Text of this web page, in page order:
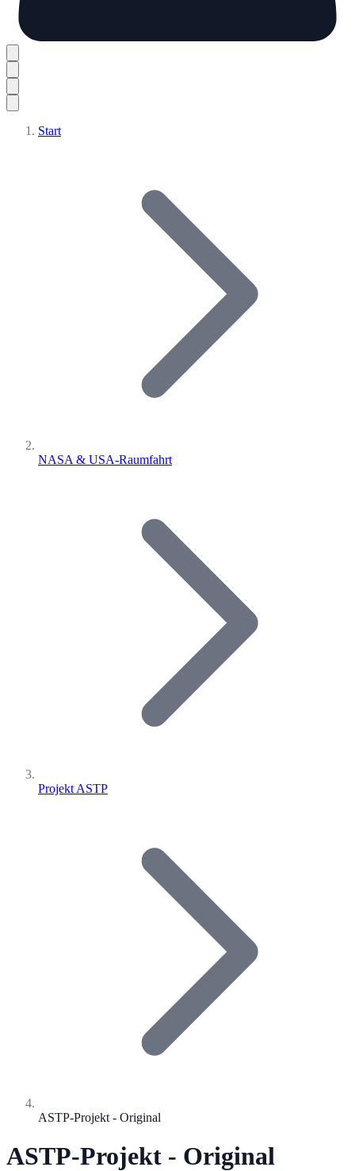
Start
NASA & USA-Raumfahrt
Projekt ASTP
ASTP-Projekt - Original
ASTP-Projekt - Original